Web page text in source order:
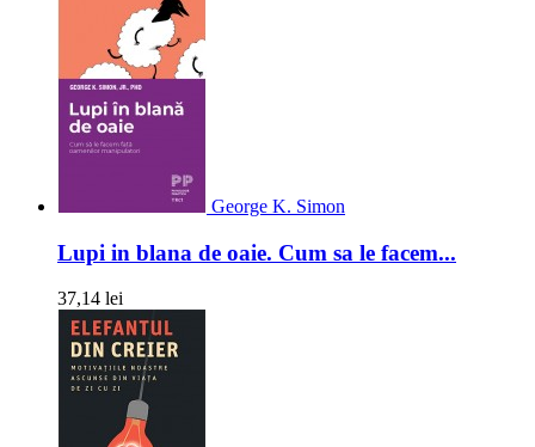
George K. Simon
Lupi in blana de oaie. Cum sa le facem...
37,14 lei